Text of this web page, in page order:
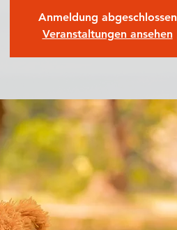
Anmeldung abgeschlossen
Veranstaltungen ansehen